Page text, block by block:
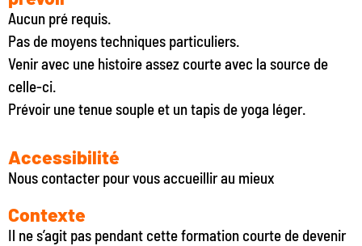
Aucun pré requis.
Pas de moyens techniques particuliers.
Venir avec une histoire assez courte avec la source de
celle-ci.
Prévoir une tenue souple et un tapis de yoga léger.
Accessibilité
Nous contacter pour vous accueillir au mieux
Contexte
Il ne s’agit pas pendant cette formation courte de devenir